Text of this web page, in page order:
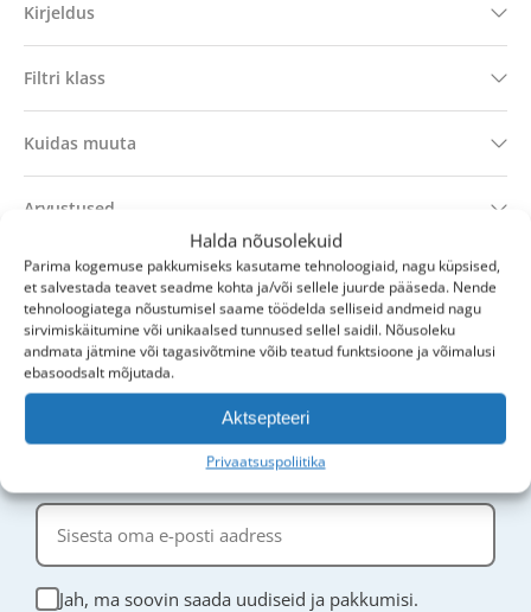
Halda nõusolekuid
Parima kogemuse pakkumiseks kasutame tehnoloogiaid, nagu küpsised,
et salvestada teavet seadme kohta ja/või sellele juurde pääseda. Nende
tehnoloogiatega nõustumisel saame töödelda selliseid andmeid nagu
sirvimiskäitumine või unikaalsed tunnused sellel saidil. Nõusoleku
andmata jätmine või tagasivõtmine võib teatud funktsioone ja võimalusi
ebasoodsalt mõjutada.
Aktsepteeri
Privaatsuspoliitika
Kirjeldus
Filtri klass
Kuidas muuta
Arvustused
Tehniline teave
Kohaletoimetamine ja tagastamine
Liitu uudiskirjaga
Ole uudistega kursis ja naudi5% soodustust
Jah, ma soovin saada uudiseid ja pakkumisi.